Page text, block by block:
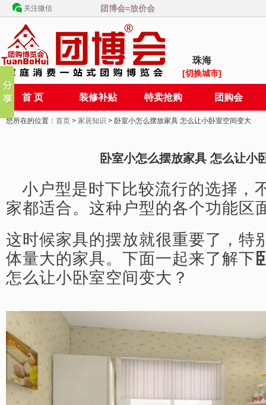
关注微信 团博会=放价会
珠海
[切换城市]
首 页 装修补贴 特卖抢购 团购会
您所在的位置： 首页 > 家居知识 > 卧室小怎么摆放家具 怎么让小卧室空间变大
卧室小怎么摆放家具 怎么让小
小户型是时下比较流行的选择，
家都适合。这种户型的各个功能区
这时候家具的摆放就很重要了，特
体量大的家具。下面一起来了解下
怎么让小卧室空间变大？